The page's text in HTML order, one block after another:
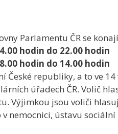
Parlamentu ČR se
hodin do 22.00 hodin
hodin do 14.00 hodin
České republiky, a to ve
úřadech ČR. Volič
Výjimkou jsou voliči
v nemocnici, ústavu